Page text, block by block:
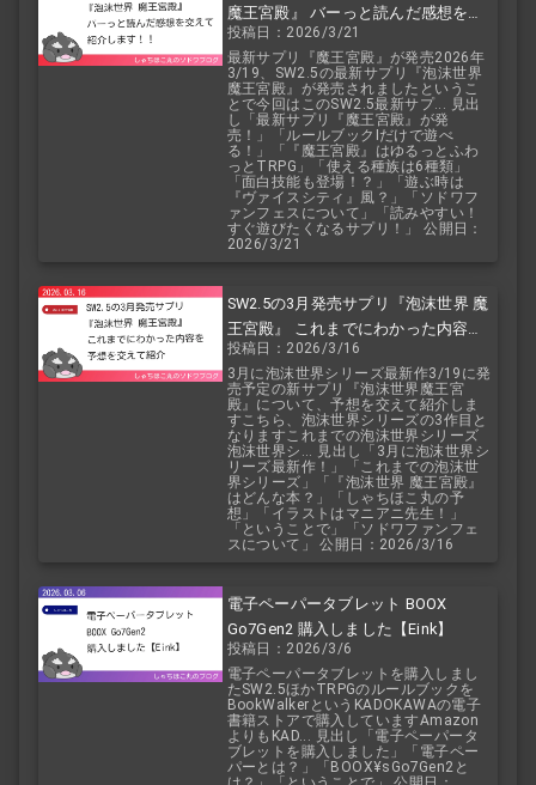
魔王宮殿』 バーっと読んだ感想を交
えて紹介します！！
投稿日：2026/3/21
最新サプリ『魔王宮殿』が発売2026年
3/19、SW2.5の最新サプリ『泡沫世界
魔王宮殿』が発売されましたというこ
とで今回はこのSW2.5最新サプ... 見出
し「最新サプリ『魔王宮殿』が発
売！」「ルールブックIだけで遊べ
る！」「『魔王宮殿』はゆるっとふわ
っとTRPG」「使える種族は6種類」
「面白技能も登場！？」「遊ぶ時は
『ヴァイスシティ』風？」「ソドワフ
ァンフェスについて」「読みやすい！
すぐ遊びたくなるサプリ！」 公開日：
2026/3/21
SW2.5の3月発売サプリ『泡沫世界 魔
王宮殿』 これまでにわかった内容を
予想を交えて紹介
投稿日：2026/3/16
3月に泡沫世界シリーズ最新作3/19に発
売予定の新サプリ『泡沫世界魔王宮
殿』について、予想を交えて紹介しま
すこちら、泡沫世界シリーズの3作目と
なりますこれまでの泡沫世界シリーズ
泡沫世界シ... 見出し「3月に泡沫世界シ
リーズ最新作！」「これまでの泡沫世
界シリーズ」「『泡沫世界 魔王宮殿』
はどんな本？」「しゃちほこ丸の予
想」「イラストはマニアニ先生！」
「ということで」「ソドワファンフェ
スについて」 公開日：2026/3/16
電子ペーパータブレット BOOX
Go7Gen2 購入しました【Eink】
投稿日：2026/3/6
電子ペーパータブレットを購入しまし
たSW2.5ほかTRPGのルールブックを
BookWalkerというKADOKAWAの電子
書籍ストアで購入していますAmazon
よりもKAD... 見出し「電子ペーパータ
ブレットを購入しました」「電子ペー
パーとは？」「BOOX¥sGo7Gen2と